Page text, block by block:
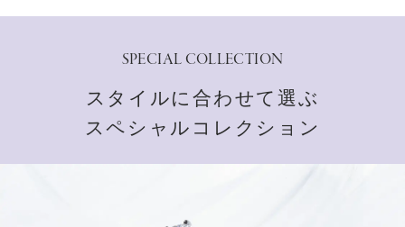
SPECIAL COLLECTION
スタイルに合わせて選ぶ
スペシャルコレクション